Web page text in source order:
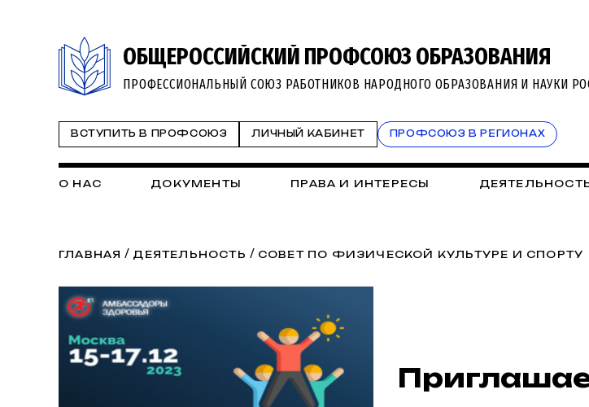
ОБЩЕРОССИЙСКИЙ ПРОФСОЮЗ ОБРАЗОВАНИЯ
ПРОФЕССИОНАЛЬНЫЙ СОЮЗ РАБОТНИКОВ НАРОДНОГО ОБРАЗОВАНИЯ И НАУКИ
ВСТУПИТЬ В ПРОФСОЮЗ ЛИЧНЫЙ КАБИНЕТ ПРОФСОЮЗ В РЕГИОНАХ
О НАС ДОКУМЕНТЫ ПРАВА И ИНТЕРЕСЫ
ГЛАВНАЯ / ДЕЯТЕЛЬНОСТЬ / СОВЕТ ПО ФИЗИЧЕСКОЙ КУЛЬТУРЕ И СПОРТУ